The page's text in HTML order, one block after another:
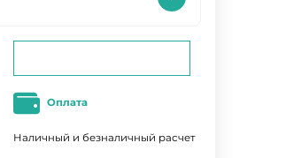
Оплата
Наличный и безналичный расчет